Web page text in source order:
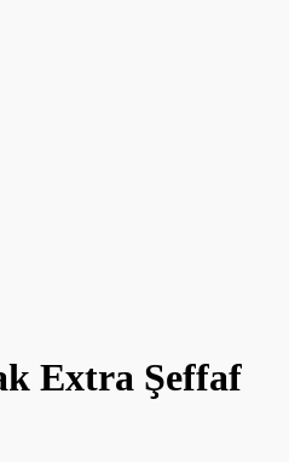
Extra Şeffaf